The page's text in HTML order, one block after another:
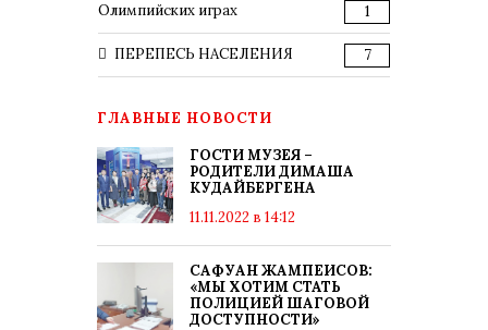
Олимпийских играх
1
ПЕРЕПЕСЬ НАСЕЛЕНИЯ 7
ГЛАВНЫЕ НОВОСТИ
ГОСТИ МУЗЕЯ –
РОДИТЕЛИ ДИМАША
КУДАЙБЕРГЕНА
11.11.2022 в 14:12
САФУАН ЖАМПЕИСОВ:
«МЫ ХОТИМ СТАТЬ
ПОЛИЦИЕЙ ШАГОВОЙ
ДОСТУПНОСТИ»